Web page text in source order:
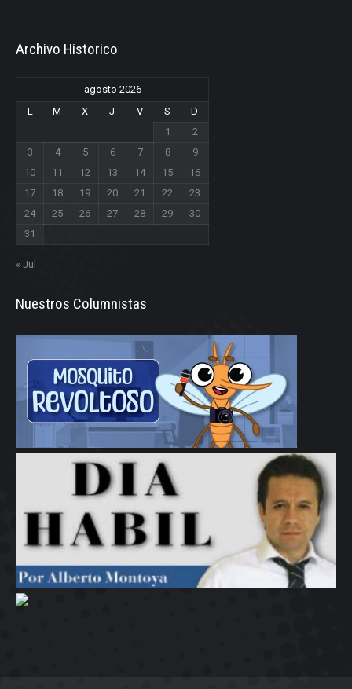
Archivo Historico
agosto 2026
L
M X J V S
D
1
2
3
4 5 6 7 8
9
10
11 12 13 14 15
16
17
18 19 20 21 22
23
24
25 26 27 28 29
30
31
« Jul
Nuestros Columnistas